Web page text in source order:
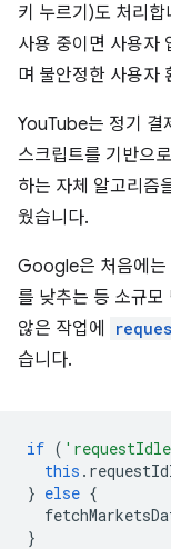
키 누르기)도 처리합
사용 중이면 사용자
며 불안정한 사용자
YouTube는 정기 결
스크립트를 기반으
하는 자체 알고리즘
웠습니다.
Google은 처음에는
를 낮추는 등 소규모
않은 작업에
습니다.
if (
this .
} else {
}